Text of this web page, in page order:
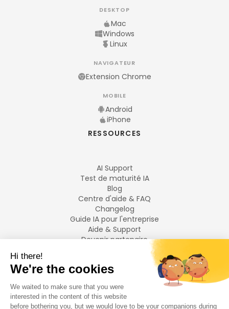
DESKTOP
Mac
Windows
Linux
NAVIGATEUR
Extension Chrome
MOBILE
Android
iPhone
RESSOURCES
AI Support
Test de maturité IA
Blog
Centre d'aide & FAQ
Changelog
Guide IA pour l'entreprise
Aide & Support
Devenir partenaire
LANGUES
Français